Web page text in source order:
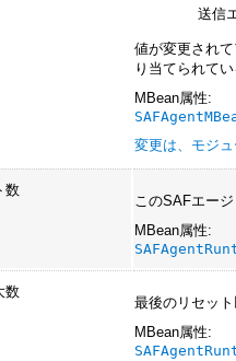
送信
値が変更され
り当てられて
MBean属性:
変更は、モジ
数
このSAFエー
MBean属性:
数
最後のリセッ
MBean属性: